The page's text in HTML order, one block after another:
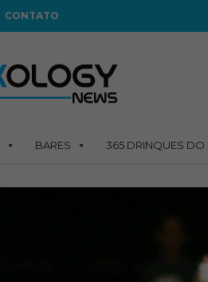
CONTATO
BARES 365 DRINQUES DO